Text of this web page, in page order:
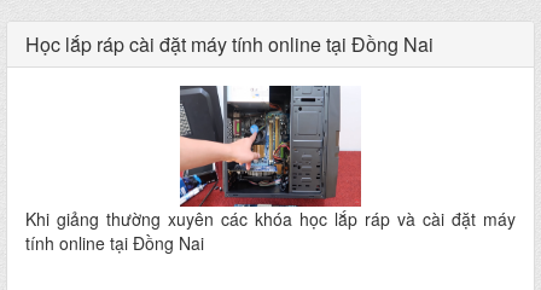
Học lắp ráp cài đặt máy tính online tại Đồng Nai
Khi giảng thường xuyên các khóa học lắp ráp và cài đặt máy
tính online tại Đồng Nai